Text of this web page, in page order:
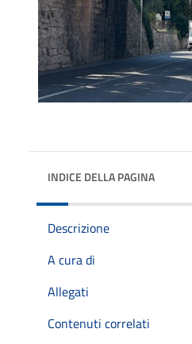
INDICE DELLA PAGINA
Descrizione
A cura di
Allegati
Contenuti correlati